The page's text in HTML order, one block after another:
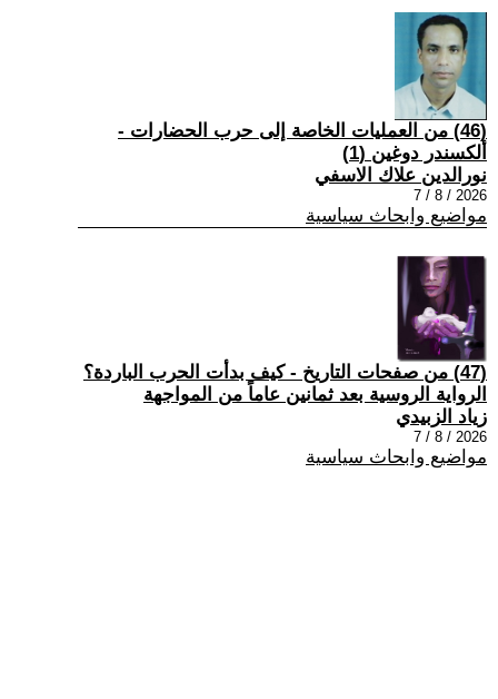
(46) من العمليات الخاصة إلى حرب الحضارات -
ألكسندر دوغين (1)
نورالدين علاك الاسفي
2026 / 8 / 7
مواضيع وابحاث سياسية
(47) من صفحات التاريخ - كيف بدأت الحرب الباردة؟
الرواية الروسية بعد ثمانين عاماً من المواجهة
زياد الزبيدي
2026 / 8 / 7
مواضيع وابحاث سياسية